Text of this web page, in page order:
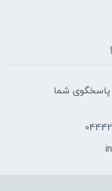
پاسخگوی شما